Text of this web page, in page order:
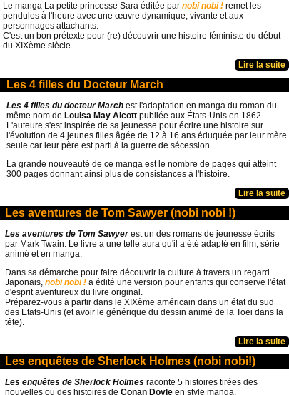
Le manga La petite princesse Sara éditée par nobi nobi ! remet les
pendules à l'heure avec une œuvre dynamique, vivante et aux
personnages attachants.
C'est un bon prétexte pour (re) découvrir une histoire féministe du début
du XIXème siècle.
Lire la suite
Les 4 filles du Docteur March
Les 4 filles du docteur March est l'adaptation en manga du roman du
même nom de Louisa May Alcott publiée aux États-Unis en 1862.
L'auteure s'est inspirée de sa jeunesse pour écrire une histoire sur
l'évolution de 4 jeunes filles âgée de 12 à 16 ans éduquée par leur mère
seule car leur père est parti à la guerre de sécession.
La grande nouveauté de ce manga est le nombre de pages qui atteint
300 pages donnant ainsi plus de consistances à l'histoire.
Lire la suite
Les aventures de Tom Sawyer (nobi nobi !)
Les aventures de Tom Sawyerest un des romans de jeunesse écrits
par Mark Twain. Le livre a une telle aura qu'il a été adapté en film, série
animé et en manga.
Dans sa démarche pour faire découvrir la culture à travers un regard
Japonais, nobi nobi ! a édité une version pour enfants qui conserve l'état
d'esprit aventureux du livre original.
Préparez-vous à partir dans le XIXème américain dans un état du sud
des Etats-Unis (et avoir le générique du dessin animé de la Toei dans la
tête).
Lire la suite
Les enquêtes de Sherlock Holmes (nobi nobi!)
Les enquêtes de Sherlock Holmes raconte 5 histoires tirées des
nouvelles ou des histoires de Conan Doyle en style manga.